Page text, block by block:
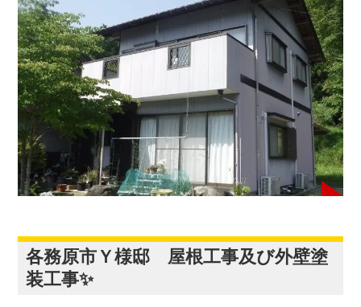
各務原市Ｙ様邸 屋根工事及び外壁塗
装工事✨